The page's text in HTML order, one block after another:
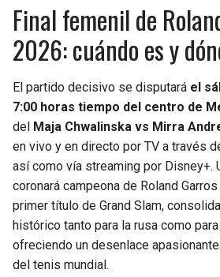
Final femenil de
2026: cuándo es y
El partido decisivo se disputará el
7:00 horas tiempo del centro de
del Maja Chwalinska vs Mirra
en vivo y en directo por TV a través
así como vía streaming por Disney+.
coronará campeona de Roland
primer título de Grand Slam,
histórico tanto para la rusa como
ofreciendo un desenlace
del tenis mundial.